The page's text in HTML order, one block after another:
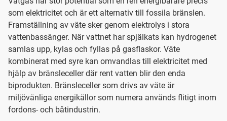
som elektricitet och är ett alternativ till fossila bränslen.
Framställning av väte sker genom elektrolys i stora
vattenbassänger. När vattnet har spjälkats kan hydrogenet
samlas upp, kylas och fyllas på gasflaskor. Väte
kombinerat med syre kan omvandlas till elektricitet med
hjälp av bränsleceller där rent vatten blir den enda
biprodukten. Bränsleceller som drivs av väte är
miljövänliga energikällor som numera används flitigt inom
fordons- och båtindustrin.